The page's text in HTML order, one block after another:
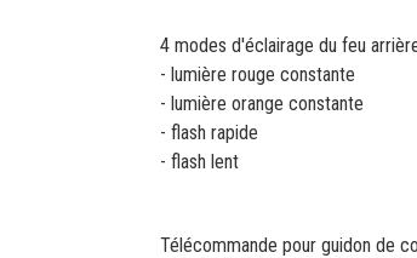
4 modes d'éclairage du feu
- lumière rouge constante
- lumière orange constante
- flash rapide
- flash lent
Télécommande pour guidon de